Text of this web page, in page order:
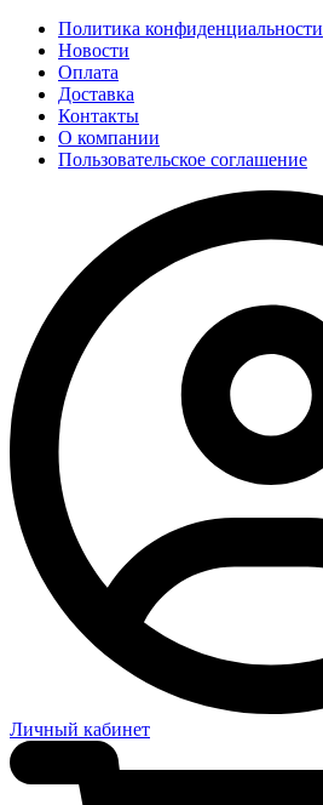
Политика конфиденциальности
Новости
Оплата
Доставка
Контакты
О компании
Пользовательское соглашение
Личный кабинет